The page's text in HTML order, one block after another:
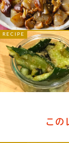
RECIPE
この